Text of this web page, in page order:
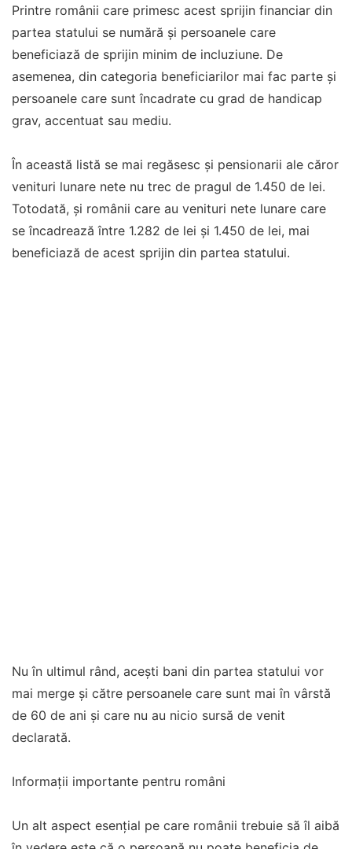
Printre românii care primesc acest sprijin financiar din
partea statului se numără și persoanele care
beneficiază de sprijin minim de incluziune. De
asemenea, din categoria beneficiarilor mai fac parte și
persoanele care sunt încadrate cu grad de handicap
grav, accentuat sau mediu.
În această listă se mai regăsesc și pensionarii ale căror
venituri lunare nete nu trec de pragul de 1.450 de lei.
Totodată, și românii care au venituri nete lunare care
se încadrează între 1.282 de lei și 1.450 de lei, mai
beneficiază de acest sprijin din partea statului.
Nu în ultimul rând, acești bani din partea statului vor
mai merge și către persoanele care sunt mai în vârstă
de 60 de ani și care nu au nicio sursă de venit
declarată.
Informații importante pentru români
Un alt aspect esențial pe care românii trebuie să îl aibă